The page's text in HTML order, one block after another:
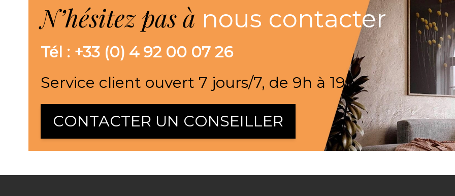
N’hésitez pas à nous contacter
Tél : +33 (0) 4 92 00 07 26
Service client ouvert 7 jours/7, de 9h à 19h
CONTACTER UN CONSEILLER